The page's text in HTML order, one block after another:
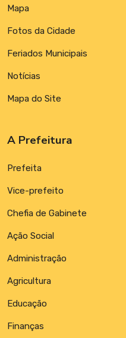
Mapa
Fotos da Cidade
Feriados Municipais
Notícias
Mapa do Site
A Prefeitura
Prefeita
Vice-prefeito
Chefia de Gabinete
Ação Social
Administração
Agricultura
Educação
Finanças